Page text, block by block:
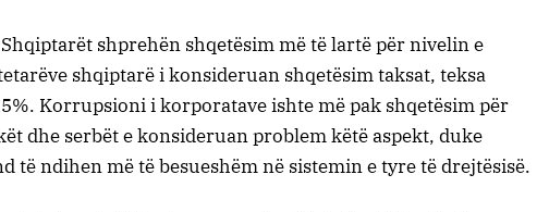
shprehën shqetësim më të lartë për nivelin e
shqiptarë i konsideruan shqetësim taksat, teksa
Korrupsioni i korporatave ishte më pak shqetësim për
dhe serbët e konsideruan problem këtë aspekt, duke
të ndihen më të besueshëm në sistemin e tyre të drejtësisë.